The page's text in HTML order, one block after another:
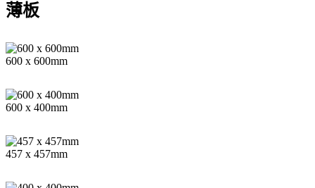
薄板
600 x 600mm
600 x 400mm
457 x 457mm